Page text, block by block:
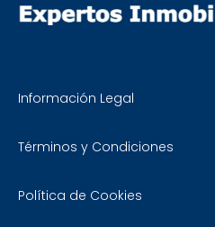
Información Legal
Términos y Condiciones
Política de Cookies